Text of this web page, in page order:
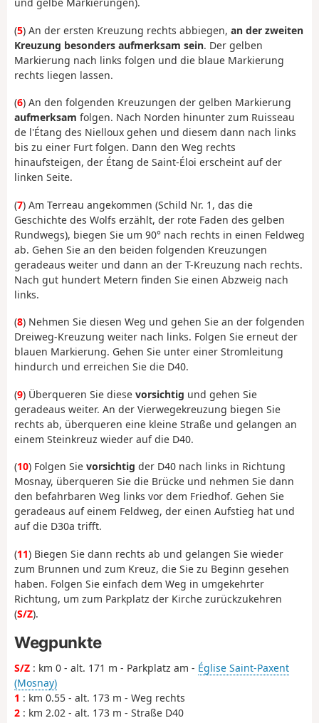
und gelbe Markierungen).
(5) An der ersten Kreuzung rechts abbiegen, an der zweiten
Kreuzung besonders aufmerksam sein. Der gelben
Markierung nach links folgen und die blaue Markierung
rechts liegen lassen.
(6) An den folgenden Kreuzungen der gelben Markierung
aufmerksam folgen. Nach Norden hinunter zum Ruisseau
de l'Étang des Nielloux gehen und diesem dann nach links
bis zu einer Furt folgen. Dann den Weg rechts
hinaufsteigen, der Étang de Saint-Éloi erscheint auf der
linken Seite.
(7) Am Terreau angekommen (Schild Nr. 1, das die
Geschichte des Wolfs erzählt, der rote Faden des gelben
Rundwegs), biegen Sie um 90° nach rechts in einen Feldweg
ab. Gehen Sie an den beiden folgenden Kreuzungen
geradeaus weiter und dann an der T-Kreuzung nach rechts.
Nach gut hundert Metern finden Sie einen Abzweig nach
links.
(8) Nehmen Sie diesen Weg und gehen Sie an der folgenden
Dreiweg-Kreuzung weiter nach links. Folgen Sie erneut der
blauen Markierung. Gehen Sie unter einer Stromleitung
hindurch und erreichen Sie die D40.
(9) Überqueren Sie diese vorsichtig und gehen Sie
geradeaus weiter. An der Vierwegekreuzung biegen Sie
rechts ab, überqueren eine kleine Straße und gelangen an
einem Steinkreuz wieder auf die D40.
(10) Folgen Sie vorsichtig der D40 nach links in Richtung
Mosnay, überqueren Sie die Brücke und nehmen Sie dann
den befahrbaren Weg links vor dem Friedhof. Gehen Sie
geradeaus auf einem Feldweg, der einen Aufstieg hat und
auf die D30a trifft.
(11) Biegen Sie dann rechts ab und gelangen Sie wieder
zum Brunnen und zum Kreuz, die Sie zu Beginn gesehen
haben. Folgen Sie einfach dem Weg in umgekehrter
Richtung, um zum Parkplatz der Kirche zurückzukehren
(S/Z).
Wegpunkte
S/Z : km 0 - alt. 171 m - Parkplatz am - Église Saint-Paxent
(Mosnay)
1 : km 0.55 - alt. 173 m - Weg rechts
2 : km 2.02 - alt. 173 m - Straße D40